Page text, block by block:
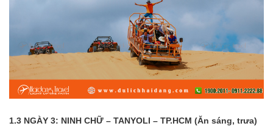
1.3 NGÀY 3: NINH CHỮ – TANYOLI – TP.HCM (Ăn sáng, trưa)